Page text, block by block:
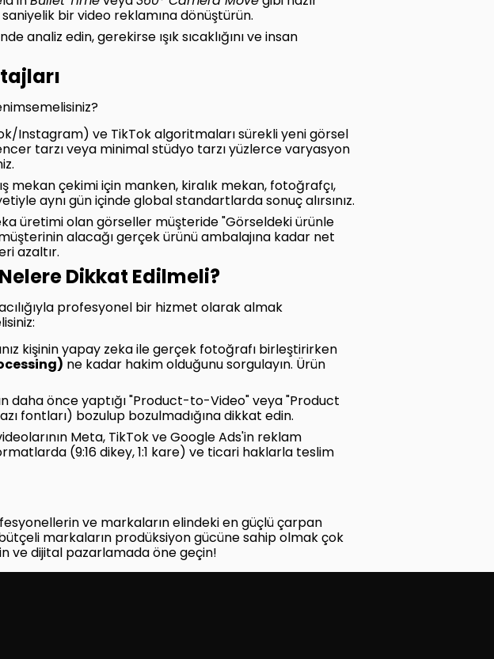
Bullet Timeveya360° Camera Movegibi hazır
bir video reklamına dönüştürün.
analiz edin, gerekirse ışık sıcaklığını ve insan
Instagram) ve TikTok algoritmaları sürekli yeni görsel
tarzı veya minimal stüdyo tarzı yüzlerce varyasyon
mekan çekimi için manken, kiralık mekan, fotoğrafçı,
aynı gün içinde global standartlarda sonuç alırsınız.
üretimi olan görseller müşteride "Görseldeki ürünle
alacağı gerçek ürünü ambalajına kadar net
azaltır.
Dikkat Edilmeli?
profesyonel bir hizmet olarak almak
kişinin yapay zeka ile gerçek fotoğrafı birleştirirken
ne kadar hakim olduğunu sorgulayın. Ürün
daha önce yaptığı "Product-to-Video" veya "Product
fontları) bozulup bozulmadığına dikkat edin.
Meta, TikTok ve Google Ads'in reklam
(9:16 dikey, 1:1 kare) ve ticari haklarla teslim
ve markaların elindeki en güçlü çarpan
markaların prodüksiyon gücüne sahip olmak çok
ve dijital pazarlamada öne geçin!